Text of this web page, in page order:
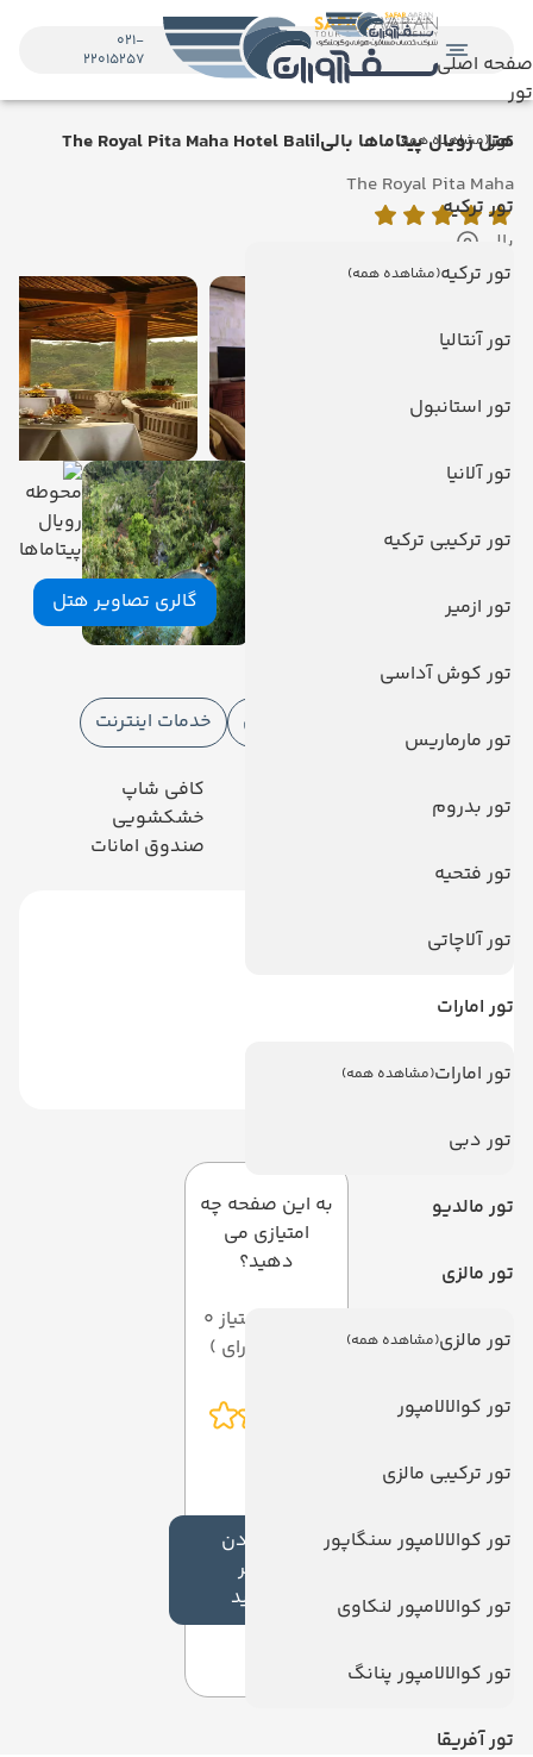
صفحه اصلی
تور
تور(مشاهده همه)
تور ترکیه
تور ترکیه(مشاهده همه)
تور آنتالیا
تور استانبول
تور آلانیا
تور ترکیبی ترکیه
تور ازمیر
تور کوش آداسی
تور مارماریس
تور بدروم
تور فتحیه
تور آلاچاتی
تور امارات
تور امارات(مشاهده همه)
تور دبی
تور مالدیو
تور مالزی
تور مالزی(مشاهده همه)
تور کوالالامپور
تور ترکیبی مالزی
تور کوالالامپور سنگاپور
تور کوالالامپور لنکاوی
تور کوالالامپور پنانگ
تور آفریقا
021-
22015257
هتل رویال پیتاماها بالی|The Royal Pita Maha Hotel Bali
The Royal Pita Maha
بالی
گالری تصاویر هتل
امکانات هتل
امکانات ورزشی خدمات اینترنت
نگهداری بچه
کافی شاپ
خشکشویی
صندوق امانات
دیدگاه کاربران
به این صفحه چه
امتیازی می
دهید؟
میانگین امتیاز 0
افزودن
نظر
جدید